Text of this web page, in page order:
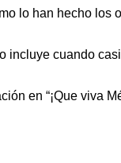
lo han hecho los
incluye cuando
en “¡Que viva